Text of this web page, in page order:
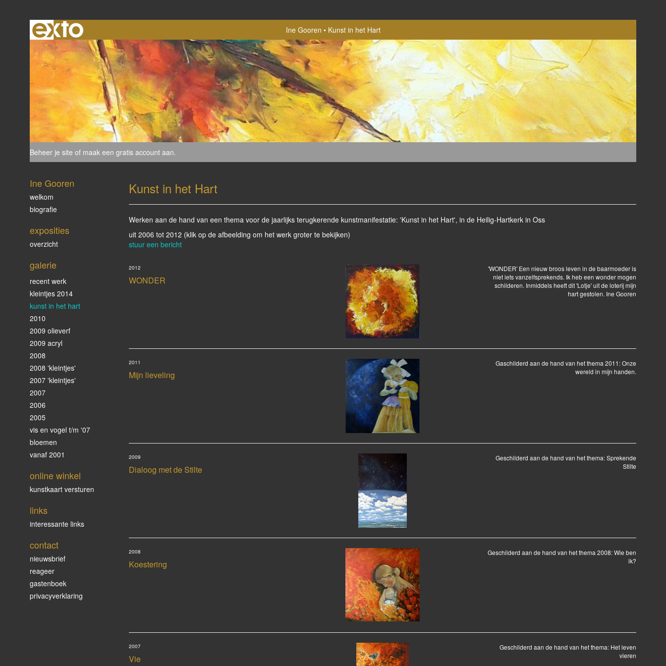
Ine Gooren Kunst in het Hart
Beheer je site of maak een gratis account aan.
Kunst in het Hart
Werken aan de hand van een thema voor de jaarlijks terugkerende kunstmanifestatie: 'Kunst in het Hart', in de Heilig-Hartkerk in Oss
uit 2006 tot 2012 (klik op de afbeelding om het werk groter te bekijken)
stuur een bericht
WONDER
2012
'WONDER' Een nieuw broos leven in de baarmoeder is
niet iets vanzelfsprekends. Ik heb een wonder mogen
schilderen. Inmiddels heeft dit 'Lotje' uit de loterij mijn
hart gestolen. Ine Gooren
Mijn lieveling
2011
Gaschilderd aan de hand van het thema 2011: Onze
wereld in mijn handen.
Dialoog met de Stilte
2009
Geschilderd aan de hand van het thema: Sprekende
Stilte
Koestering
2008
Geschilderd aan de hand van het thema 2008: Wie ben
ik?
Vie
2007
Geschilderd aan de hand van het thema: Het leven
vieren
Ine Gooren
welkom
biografie
exposities
overzicht
galerie
recent werk
kleintjes 2014
kunst in het hart
2010
2009 olieverf
2009 acryl
2008
2008 'kleintjes'
2007 'kleintjes'
2007
2006
2005
vis en vogel t/m '07
bloemen
vanaf 2001
online winkel
kunstkaart versturen
links
interessante links
contact
nieuwsbrief
reageer
gastenboek
privacyverklaring